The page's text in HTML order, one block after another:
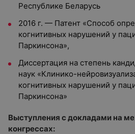
Республике Беларусь
2016 г. — Патент «Способ
когнитивных нарушений у
Паркинсона»,
Диссертация на степень
наук «Клинико-
когнитивных нарушений у
Паркинсона»
Выступления с докладами на
конгрессах: